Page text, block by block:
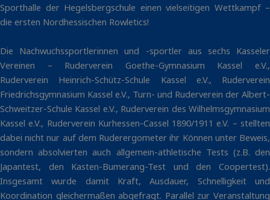
Sporthalle der Hegelsbergschule einen vielseitigen Wettkampf –
die ersten Nordhessischen Rowletics!
Die Nachwuchssportlerinnen und -sportler aus sechs Kasseler
Vereinen – Ruderverein Goethe-Gymnasium Kassel e.V.,
Ruderverein Heinrich-Schütz-Schule Kassel e.V., Ruderverein
Friedrichsgymnasium Kassel e.V., Turn- und Ruderverein der Albert-
Schweitzer-Schule Kassel e.V., Ruderverein des Wilhelmsgymnasium
Kassel e.V., Ruderverein Kurhessen-Cassel 1890/1911 e.V. – stellten
dabei nicht nur auf dem Ruderergometer ihr Können unter Beweis,
sondern absolvierten auch allgemein-athletische Tests (z.B. den
Japantest, den Kasten-Bumerang-Test und den Coopertest).
Insgesamt wurde damit Kraft, Ausdauer, Schnelligkeit und
Koordination gleichermaßen abgefragt. Parallel zur Veranstaltung